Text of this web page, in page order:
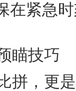
在紧急
瞄技巧
拼，更